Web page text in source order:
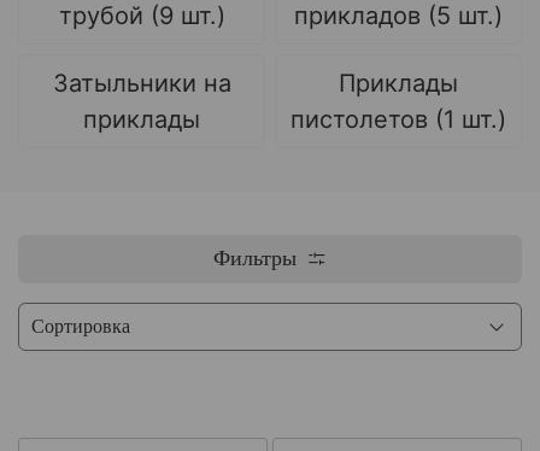
трубой (9 шт.)
прикладов (5 шт.)
Затыльники на
приклады
Приклады
пистолетов (1 шт.)
Фильтры